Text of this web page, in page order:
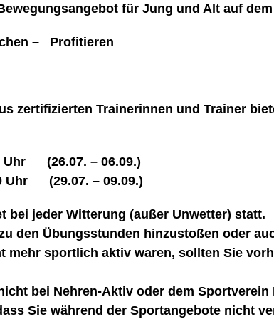
für Jung und Alt auf
– Profitieren
zertifizierten Trainerinnen und Trainer
Uhr (26.07. – 06.09.)
(29.07. – 09.09.)
bei jeder Witterung (außer Unwetter) statt.
den Übungsstunden hinzustoßen oder
mehr sportlich aktiv waren, sollten Sie
bei Nehren-Aktiv oder dem
Sie während der Sportangebote nicht